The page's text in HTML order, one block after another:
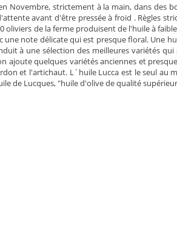
Novembre, strictement à la main, dans des
avant d'être pressée à froid . Règles
oliviers de la ferme produisent de l'huile à
une note délicate qui est presque floral. Une
à une sélection des meilleures variétés
ajoute quelques variétés anciennes et
et l'artichaut. L´huile Lucca est le seul
de Lucques, "huile d'olive de qualité